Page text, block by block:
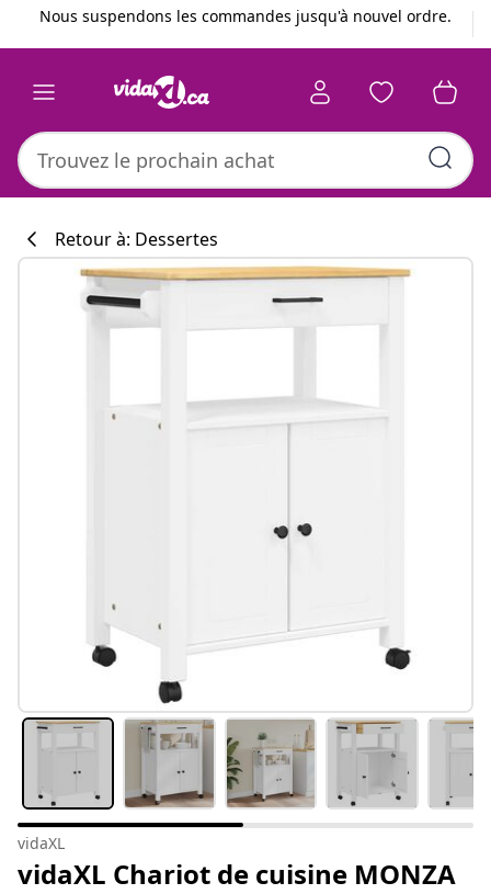
Précédent
Suivant
Nous suspendons les commandes jusqu'à nouvel ordre.
Retour à: Dessertes
vidaXL
vidaXL Chariot de cuisine MONZA